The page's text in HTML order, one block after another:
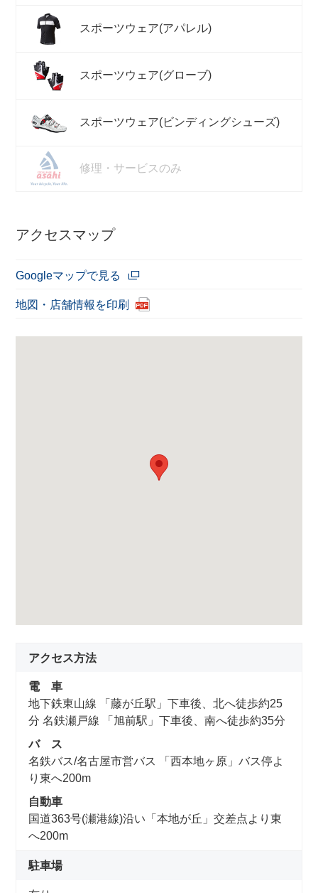
スポーツウェア(アパレル)
スポーツウェア(グローブ)
スポーツウェア(ビンディングシューズ)
修理・サービスのみ
アクセスマップ
Googleマップで見る
地図・店舗情報を印刷
アクセス方法
電 車
地下鉄東山線 「藤が丘駅」下車後、北へ徒歩約25
分 名鉄瀬戸線 「旭前駅」下車後、南へ徒歩約35分
バ ス
名鉄バス/名古屋市営バス 「西本地ヶ原」バス停よ
り東へ200m
自動車
国道363号(瀬港線)沿い「本地が丘」交差点より東
へ200m
駐車場